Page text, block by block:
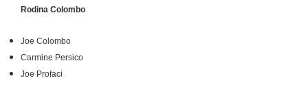
Rodina Colombo
Joe Colombo
Carmine Persico
Joe Profaci